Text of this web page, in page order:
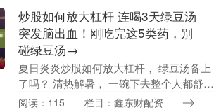
足联纷纷表....
炒股如何放大杠杆 连喝3天绿豆汤
突发脑出血！刚吃完这5类药，别
碰绿豆汤→
夏日炎炎炒股如何放大杠杆， 绿豆汤备上
了吗？ 清热解暑， 一碗下去整个人都舒坦
了。 但你可能不知道， 绿豆汤和很多药物
阅读：115 栏目：鑫东财配资